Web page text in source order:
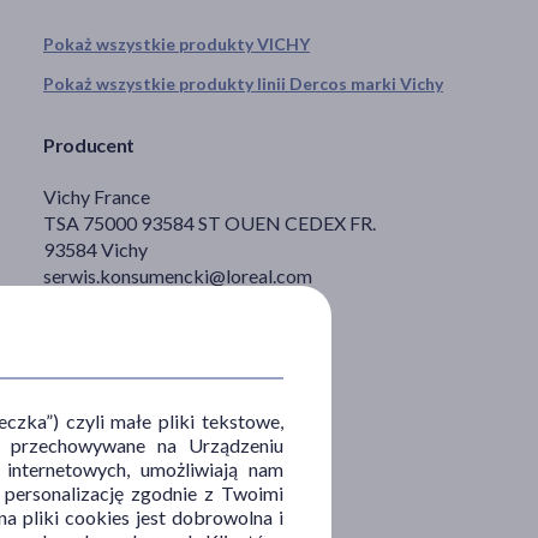
Pokaż wszystkie produkty VICHY
Pokaż wszystkie produkty linii Dercos marki Vichy
Producent
Vichy France
TSA 75000 93584 ST OUEN CEDEX FR.
93584 Vichy
serwis.konsumencki@loreal.com
czyli małe pliki tekstowe,
na Urządzeniu
umożliwiają nam
zgodnie z Twoimi
pliki cookies jest dobrowolna i